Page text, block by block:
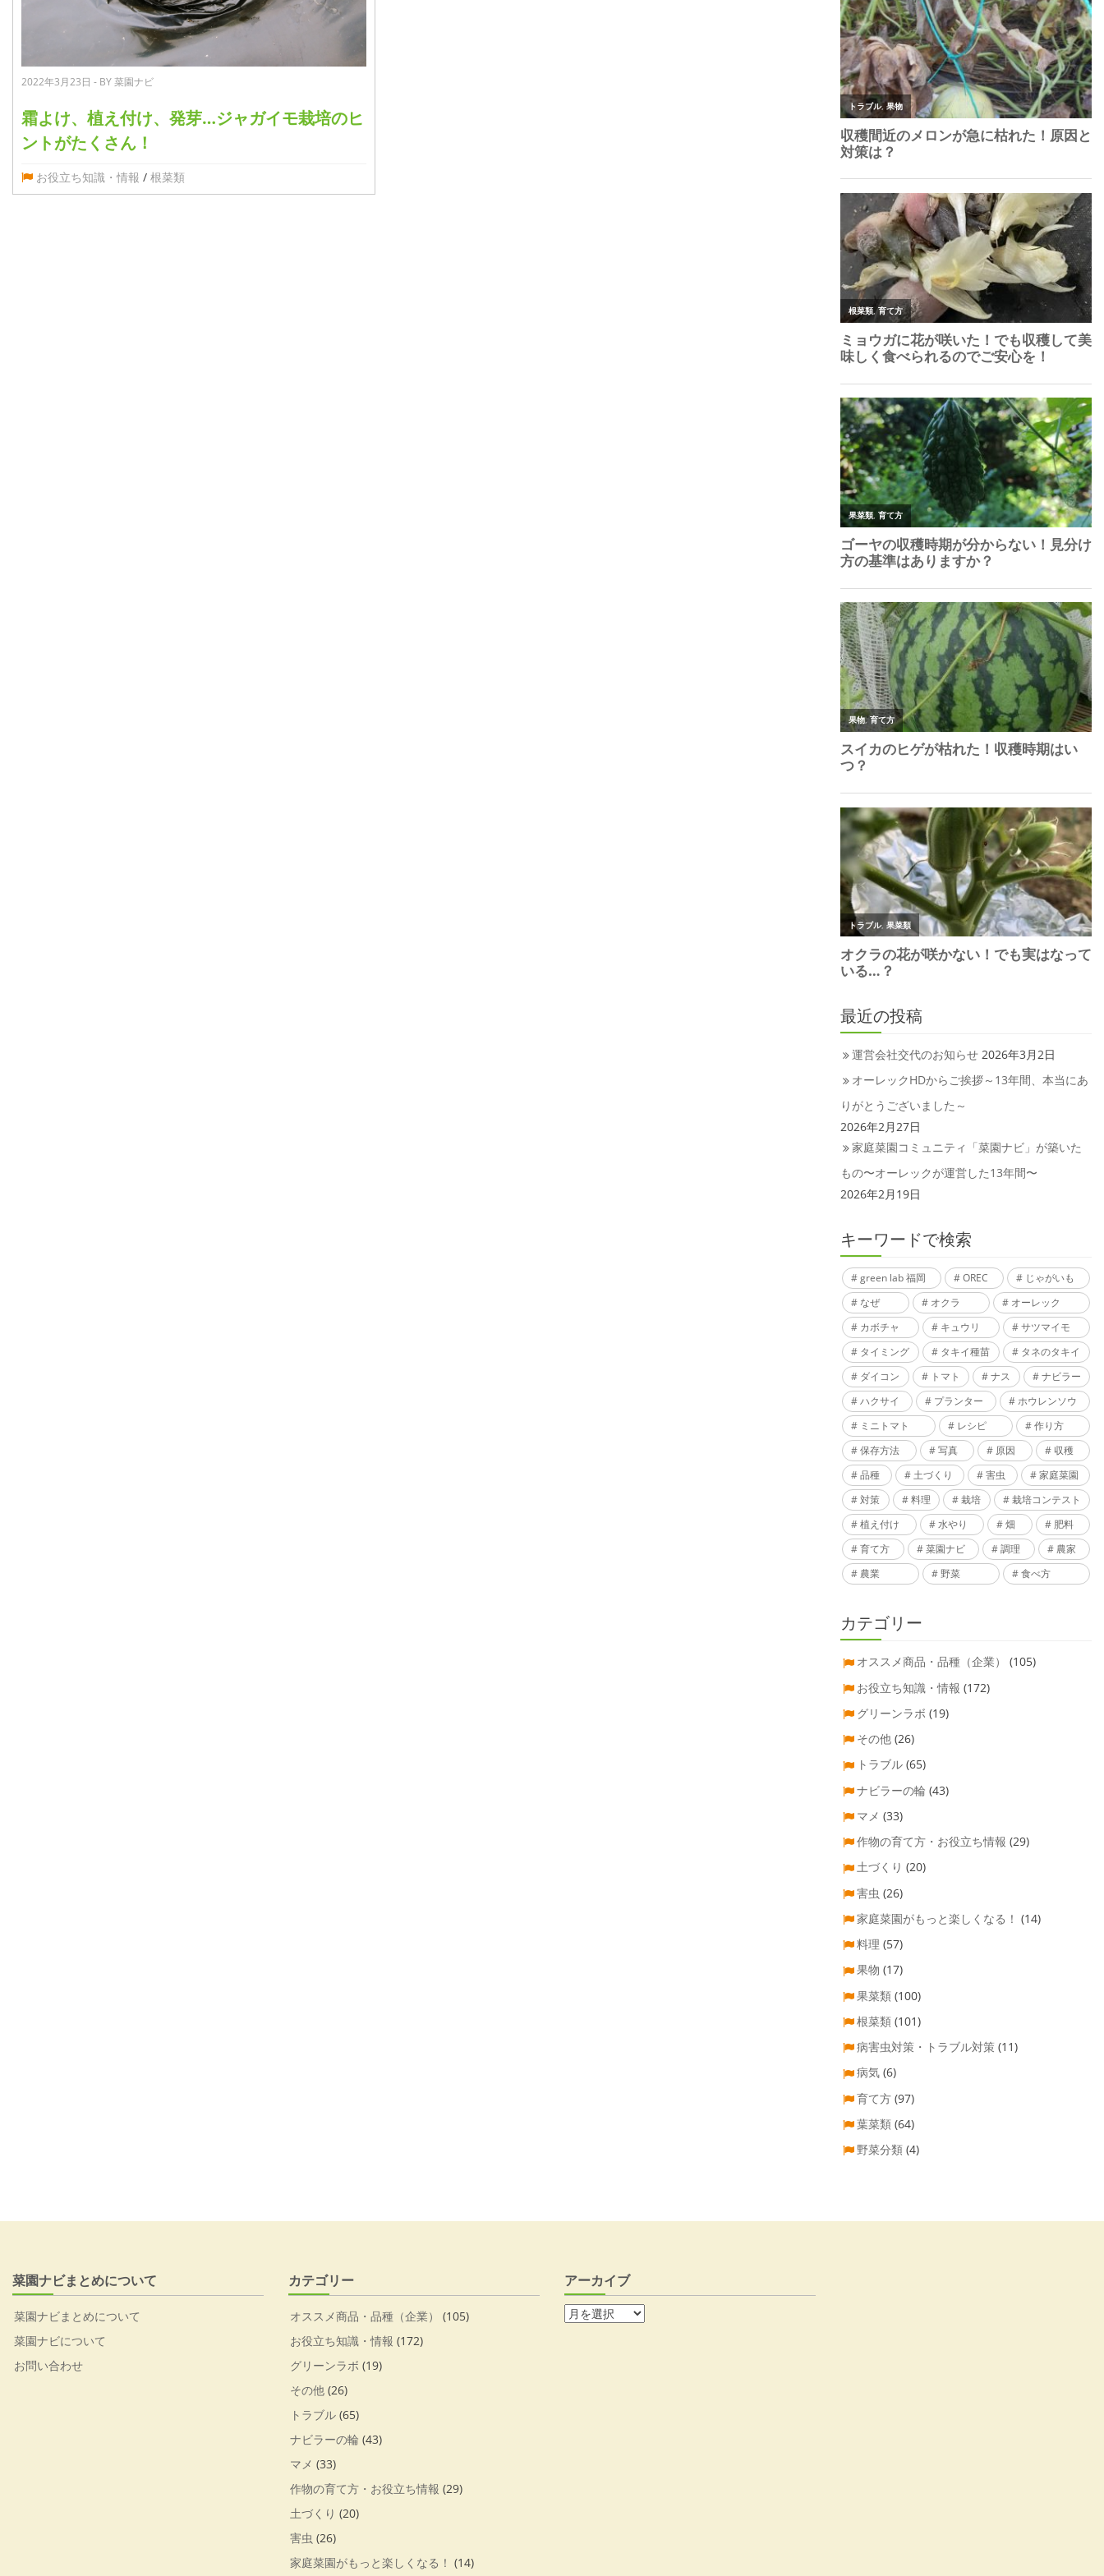
2022年3月23日 - BY 菜園ナビ
霜よけ、植え付け、発芽…ジャガイモ栽培のヒ
ントがたくさん！
お役立ち知識・情報 / 根菜類
最近の投稿
運営会社交代のお知らせ 2026年3月2日
オーレックHDからご挨拶～13年間、本当にあ
りがとうございました～
2026年2月27日
家庭菜園コミュニティ「菜園ナビ」が築いた
もの〜オーレックが運営した13年間〜
2026年2月19日
キーワードで検索
green lab 福岡 OREC
じゃがいも
なぜ
オクラ
オーレック
カボチャ
キュウリ
サツマイモ
タイミング
タキイ種苗
タネのタキイ
ダイコン
トマト ナス
ナビラー
ハクサイ
プランター
ホウレンソウ
ミニトマト
レシピ
作り方
保存方法
写真 原因
収穫
品種
土づくり 害虫
家庭菜園
対策
料理 栽培
栽培コンテスト
植え付け
水やり 畑
肥料
育て方
菜園ナビ 調理
農家
農業
野菜 食べ方
カテゴリー
オススメ商品・品種（企業）
(105)
お役立ち知識・情報 (172)
グリーンラボ (19)
その他 (26)
トラブル (65)
ナビラーの輪 (43)
マメ (33)
作物の育て方・お役立ち情報 (29)
土づくり (20)
害虫 (26)
家庭菜園がもっと楽しくなる！ (14)
料理 (57)
果物 (17)
果菜類 (100)
根菜類 (101)
病害虫対策・トラブル対策 (11)
病気 (6)
育て方 (97)
葉菜類 (64)
野菜分類 (4)
菜園ナビまとめについて
菜園ナビまとめについて
菜園ナビについて
お問い合わせ
カテゴリー
オススメ商品・品種（企業）
(105)
お役立ち知識・情報 (172)
グリーンラボ (19)
その他 (26)
トラブル (65)
ナビラーの輪 (43)
マメ (33)
作物の育て方・お役立ち情報 (29)
土づくり (20)
害虫 (26)
家庭菜園がもっと楽しくなる！ (14)
アーカイブ